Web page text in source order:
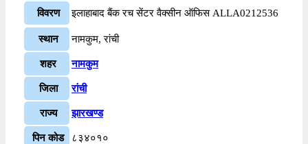
विवरण इलाहाबाद बैंक रच सेंटर वैक्सीन ऑफिस ALLA0212536
स्थान नामकुम, रांची
शहर नामकुम
जिला रांची
राज्य झारखण्ड
पिन कोड ८३४०१०